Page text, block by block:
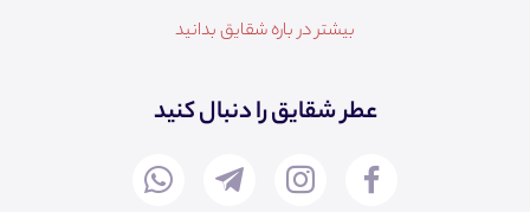
بیشتر در باره شقایق بدانید
عطر شقایق را دنبال کنید